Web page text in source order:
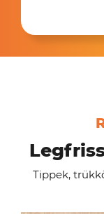
Tippek,